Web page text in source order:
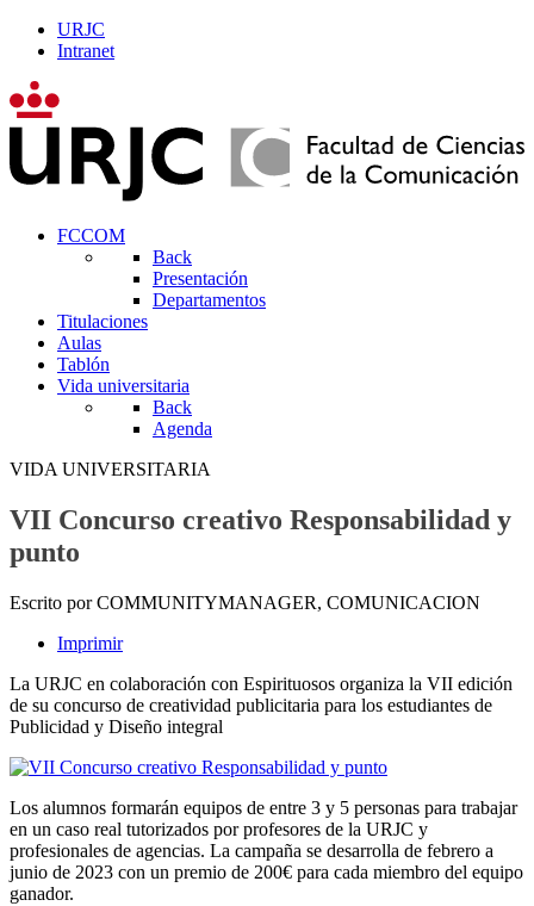
URJC
Intranet
FCCOM
Back
Presentación
Departamentos
Titulaciones
Aulas
Tablón
Vida universitaria
Back
Agenda
VIDA UNIVERSITARIA
VII Concurso creativo Responsabilidad y
punto
Escrito por COMMUNITYMANAGER, COMUNICACION
Imprimir
La URJC en colaboración con Espirituosos organiza la VII edición
de su concurso de creatividad publicitaria para los estudiantes de
Publicidad y Diseño integral
Los alumnos formarán equipos de entre 3 y 5 personas para trabajar
en un caso real tutorizados por profesores de la URJC y
profesionales de agencias. La campaña se desarrolla de febrero a
junio de 2023 con un premio de 200€ para cada miembro del equipo
ganador.